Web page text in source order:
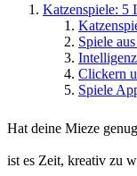
Katzenspiele: 5
Spiele
Clickern
Spiele
Hat deine Mieze
ist es Zeit, kreativ zu